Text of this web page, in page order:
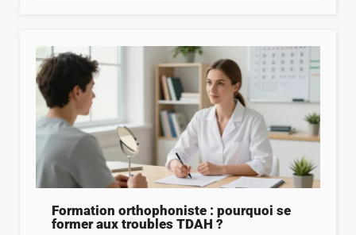
Formation orthophoniste : pourquoi se
former aux troubles TDAH ?